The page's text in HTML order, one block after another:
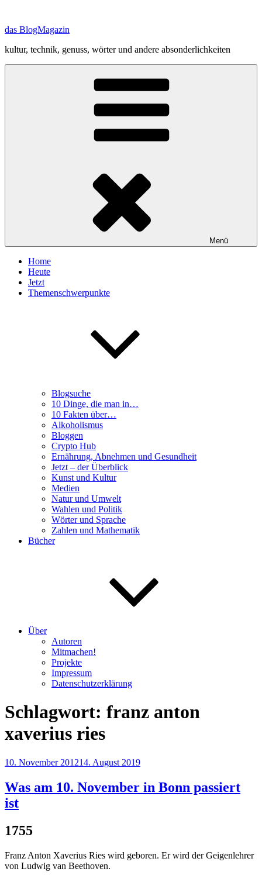
springen
das BlogMagazin
kultur, technik, genuss, wörter und andere absonderlichkeiten
Menü
Home
Heute
Jetzt
Themenschwerpunkte
Blogsuche
10 Dinge, die man in…
10 Fakten über…
Alkoholismus
Bloggen
Crypto Hub
Ernährung, Abnehmen und Gesundheit
Jetzt – der Überblick
Kunst und Kultur
Medien
Natur und Umwelt
Wahlen und Politik
Wörter und Sprache
Zahlen und Mathematik
Bücher
Über
Autoren
Mitmachen!
Projekte
Impressum
Datenschutzerklärung
Schlagwort: franz anton
xaverius ries
Veröffentlicht
10. November 201214. August 2019
Was am 10. November in Bonn passiert
ist
1755
Franz Anton Xaverius Ries wird geboren. Er wird der Geigenlehrer
von Ludwig van Beethoven.